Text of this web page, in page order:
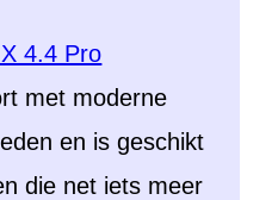
4.4 Pro
met moderne
en is geschikt
die net iets meer